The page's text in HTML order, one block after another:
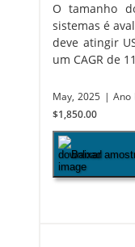
O tamanho
sistemas é
deve atingir
um CAGR de
May, 2025 | Ano
$1,850.00
Baixar